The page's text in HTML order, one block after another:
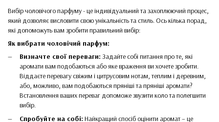
Вибір чоловічого парфуму - це індивідуальний та захоплюючий процес,
який дозволяє висловити свою унікальність та стиль. Ось кілька порад,
які допоможуть вам зробити правильний вибір:
Як вибрати чоловічий парфум:
Визначте свої переваги: Задайте собі питання про те, які
аромати вам подобаються або яке враження ви хочете зробити.
Віддаєте перевагу свіжим і цитрусовим нотам, теплим і деревним,
або, можливо, вам подобаються пряніші та пряніші аромати?
Встановлення ваших переваг допоможе звузити коло та полегшити
вибір.
Спробуйте на собі: Найкращий спосіб оцінити аромат – це